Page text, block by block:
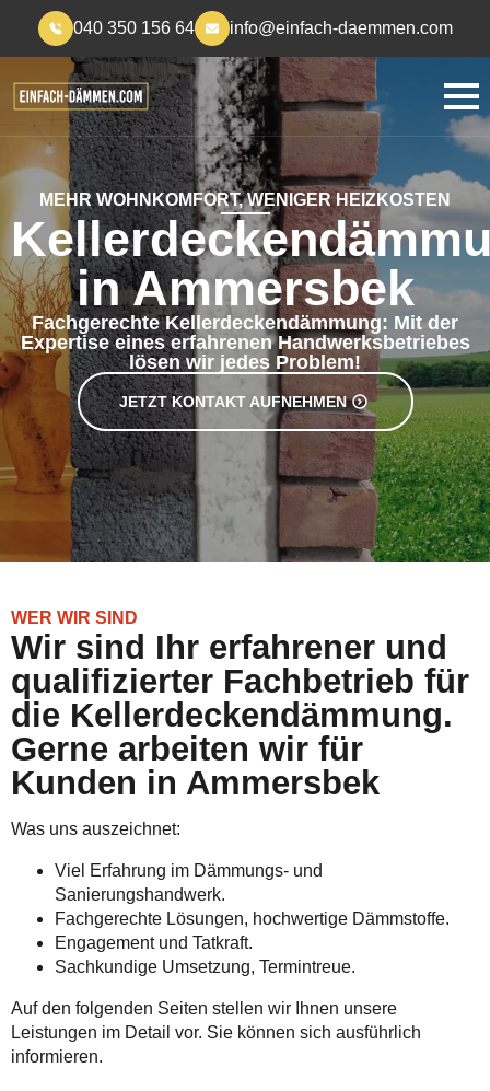
040 350 156 64 info@einfach-daemmen.com
MEHR WOHNKOMFORT, WENIGER HEIZKOSTEN
in Ammersbek
Fachgerechte Kellerdeckendämmung: Mit der
Expertise eines erfahrenen Handwerksbetriebes
lösen wir jedes Problem!
JETZT KONTAKT AUFNEHMEN
WER WIR SIND
Wir sind Ihr erfahrener und
qualifizierter Fachbetrieb für
die Kellerdeckendämmung.
Gerne arbeiten wir für
Kunden in Ammersbek
Was uns auszeichnet:
Viel Erfahrung im Dämmungs- und
Sanierungshandwerk.
Fachgerechte Lösungen, hochwertige Dämmstoffe.
Engagement und Tatkraft.
Sachkundige Umsetzung, Termintreue.
Auf den folgenden Seiten stellen wir Ihnen unsere
Leistungen im Detail vor. Sie können sich ausführlich
informieren.